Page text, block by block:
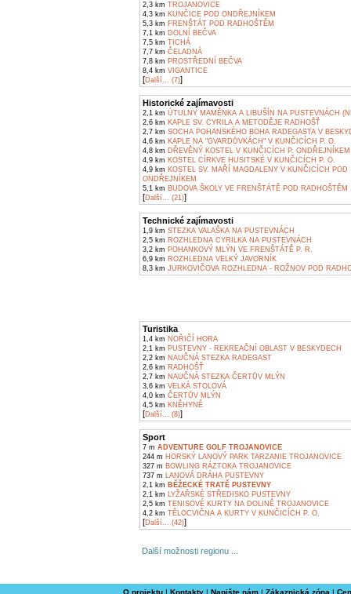
2,3 km TROJANOVICE
4,3 km KUNČICE POD ONDŘEJNÍKEM
5,3 km FRENŠTÁT POD RADHOŠTĚM
7,1 km DOLNÍ BEČVA
7,5 km TICHÁ
7,7 km ČELADNÁ
7,8 km PROSTŘEDNÍ BEČVA
8,4 km VIGANTICE
[Další... (7)]
Historické zajímavosti
2,1 km ÚTULNY MAMĚNKA A LIBUŠÍN NA PUSTEVNÁCH
2,6 km KAPLE SV. CYRILA A METODĚJE RADHOŠŤ
2,7 km SOCHA POHANSKÉHO BOHA RADEGASTA V
4,6 km KAPLE NA "GVARDŮVKÁCH" V KUNČICÍCH P. O.
4,8 km DŘEVĚNÝ KOSTEL V KUNČICÍCH P. ONDŘEJNÍKEM
4,9 km KOSTEL CÍRKVE HUSITSKÉ V KUNČICÍCH P. O.
4,9 km KOSTEL SV. MAŘÍ MAGDALENY V KUNČICÍCH POD
ONDŘEJNÍKEM
5,1 km BUDOVA ŠKOLY VE FRENŠTÁTĚ POD RADHOŠTĚM
[Další... (21)]
Technické zajímavosti
1,9 km STEZKA VALAŠKA NA PUSTEVNÁCH
2,5 km ROZHLEDNA CYRILKA NA PUSTEVNÁCH
3,2 km POHANKOVÝ MLÝN VE FRENŠTÁTĚ P. R.
6,9 km ROZHLEDNA VELKÝ JAVORNÍK
8,3 km JURKOVIČOVA ROZHLEDNA - ROŽNOV POD
Turistika
1,4 km NOŘIČÍ HORA
2,1 km PUSTEVNY - REKREAČNÍ OBLAST V BESKYDECH
2,2 km NAUČNÁ STEZKA RADEGAST
2,6 km RADHOŠŤ
2,7 km NAUČNÁ STEZKA ČERTŮV MLÝN
3,6 km VELKÁ STOLOVÁ
4,0 km ČERTŮV MLÝN
4,5 km KNĚHYNĚ
[Další... (8)]
Sport
7 m ADVENTURE GOLF TROJANOVICE
244 m HORSKÝ LANOVÝ PARK TARZANIE TROJANOVICE
327 m BOWLING RÁZTOKA TROJANOVICE
737 m LANOVÁ DRÁHA PUSTEVNY
2,1 km BĚŽECKÉ TRATĚ PUSTEVNY
2,1 km LYŽAŘSKÉ STŘEDISKO PUSTEVNY
2,5 km TENISOVÉ KURTY NA DOLINĚ TROJANOVICE
4,2 km TĚLOCVIČNA A KURTY V KUNČICÍCH P. O.
[Další... (42)]
Další možnosti regionu ...
O projektu| Kontakty| Napište nám| Zákaznická zóna |